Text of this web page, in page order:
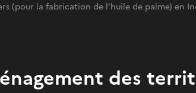
(pour la fabrication de l’huile de palme) en
des